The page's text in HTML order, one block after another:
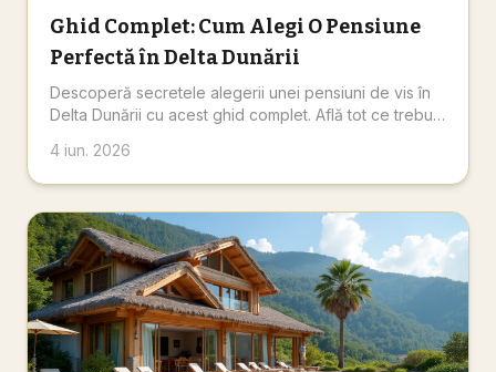
Ghid Complet: Cum Alegi O Pensiune
Perfectă în Delta Dunării
Descoperă secretele alegerii unei pensiuni de vis în
Delta Dunării cu acest ghid complet. Află tot ce trebuie
4 iun. 2026